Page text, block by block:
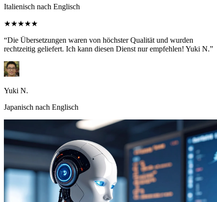
Italienisch nach Englisch
★★★★★
“Die Übersetzungen waren von höchster Qualität und wurden
rechtzeitig geliefert. Ich kann diesen Dienst nur empfehlen! Yuki N.”
Yuki N.
Japanisch nach Englisch